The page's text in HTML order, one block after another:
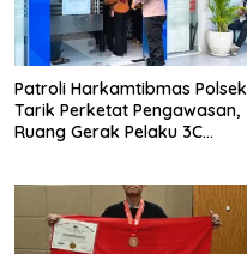
Patroli Harkamtibmas Polsek
Tarik Perketat Pengawasan,
Ruang Gerak Pelaku 3C